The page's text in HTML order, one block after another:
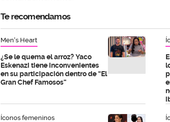
Te recomendamos
Men's Heart
¿Se le quema el arroz? Yaco
Eskenazi tiene inconvenientes
en su participación dentro de “El
Gran Chef Famosos”
Íconos femeninos